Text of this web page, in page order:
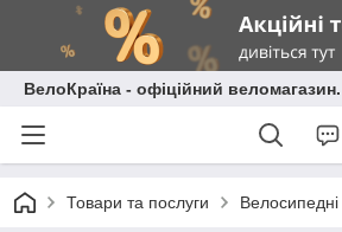
ВелоКраїна - офіційний
Товари та послуги